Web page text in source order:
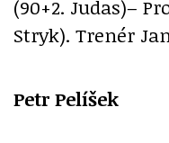
(90+2. Judas)–
Stryk). Trenér
Petr Pelíšek